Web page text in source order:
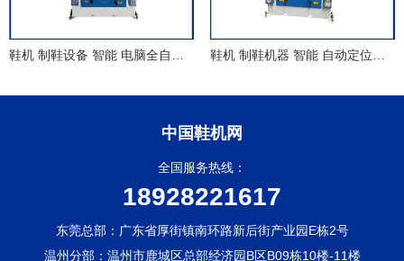
鞋机 制鞋设备 智能 电脑全自动万能压底机 鞋机 制鞋机器 智能 自动定位万能油压压底机(带浮底)
中国鞋机网
全国服务热线：
18928221617
东莞总部：广东省厚街镇南环路新后街产业园E栋2号
温州分部：温州市鹿城区总部经济园B区B09栋10楼-11楼